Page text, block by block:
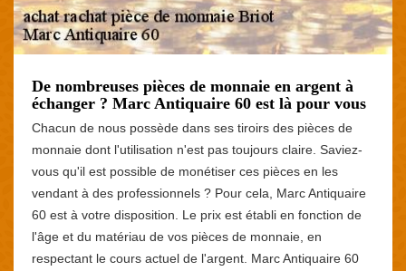
De nombreuses pièces de monnaie en argent à
échanger ? Marc Antiquaire 60 est là pour vous
Chacun de nous possède dans ses tiroirs des pièces de
monnaie dont l'utilisation n'est pas toujours claire. Saviez-
vous qu'il est possible de monétiser ces pièces en les
vendant à des professionnels ? Pour cela, Marc Antiquaire
60 est à votre disposition. Le prix est établi en fonction de
l'âge et du matériau de vos pièces de monnaie, en
respectant le cours actuel de l'argent. Marc Antiquaire 60